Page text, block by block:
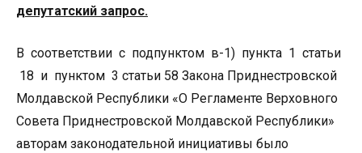
депутатский запрос.
В соответствии с подпунктом в-1) пункта 1 статьи
18 и пунктом 3 статьи 58 Закона Приднестровской
Молдавской Республики «О Регламенте Верховного
Совета Приднестровской Молдавской Республики»
авторам законодательной инициативы было